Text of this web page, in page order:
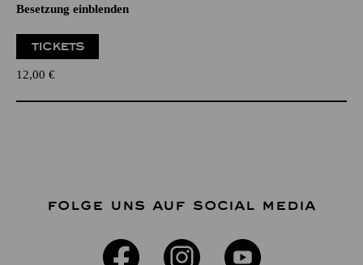
Besetzung einblenden
TICKETS
12,00 €
FOLGE UNS AUF SOCIAL MEDIA